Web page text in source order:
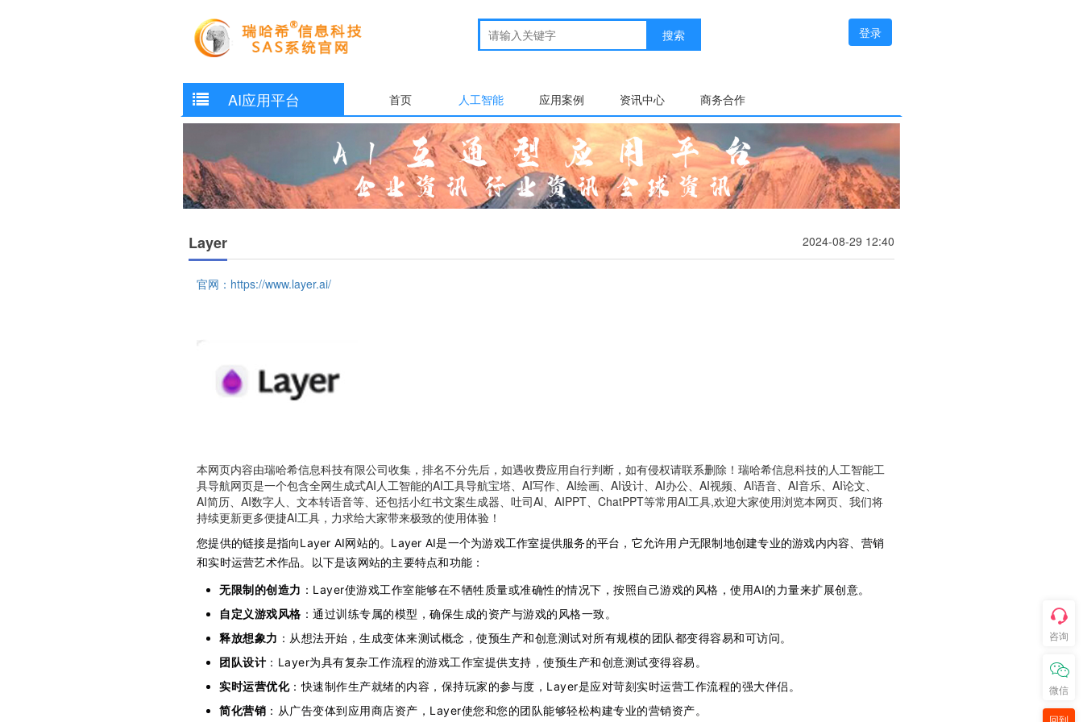
登录
AI应用平台 首页 人工智能 应用案例 资讯中心 商务合作
Layer 2024-08-29 12:40
官网：https://www.layer.ai/
本网页内容由瑞哈希信息科技有限公司收集，排名不分先后，如遇收费应用自行判断，如有侵权请联系删除！瑞哈希信息科技的人工智能工
具导航网页是一个包含全网生成式AI人工智能的AI工具导航宝塔、AI写作、AI绘画、AI设计、AI办公、AI视频、AI语音、AI音乐、AI论文、
AI简历、AI数字人、文本转语音等、还包括小红书文案生成器、吐司Al、AIPPT、ChatPPT等常用AI工具,欢迎大家使用浏览本网页、我们将
持续更新更多便捷AI工具，力求给大家带来极致的使用体验！
您提供的链接是指向Layer AI网站的。Layer AI是一个为游戏工作室提供服务的平台，它允许用户无限制地创建专业的游戏内内容、营销
和实时运营艺术作品。以下是该网站的主要特点和功能：
无限制的创造力 ：Layer使游戏工作室能够在不牺牲质量或准确性的情况下，按照自己游戏的风格，使用AI的力量来扩展创意。
自定义游戏风格 ：通过训练专属的模型，确保生成的资产与游戏的风格一致。
释放想象力 ：从想法开始，生成变体来测试概念，使预生产和创意测试对所有规模的团队都变得容易和可访问。
团队设计 ：Layer为具有复杂工作流程的游戏工作室提供支持，使预生产和创意测试变得容易。
实时运营优化：快速制作生产就绪的内容，保持玩家的参与度，Layer是应对苛刻实时运营工作流程的强大伴侣。
简化营销 ：从广告变体到应用商店资产，Layer使您和您的团队能够轻松构建专业的营销资产。
咨询
微信
回到